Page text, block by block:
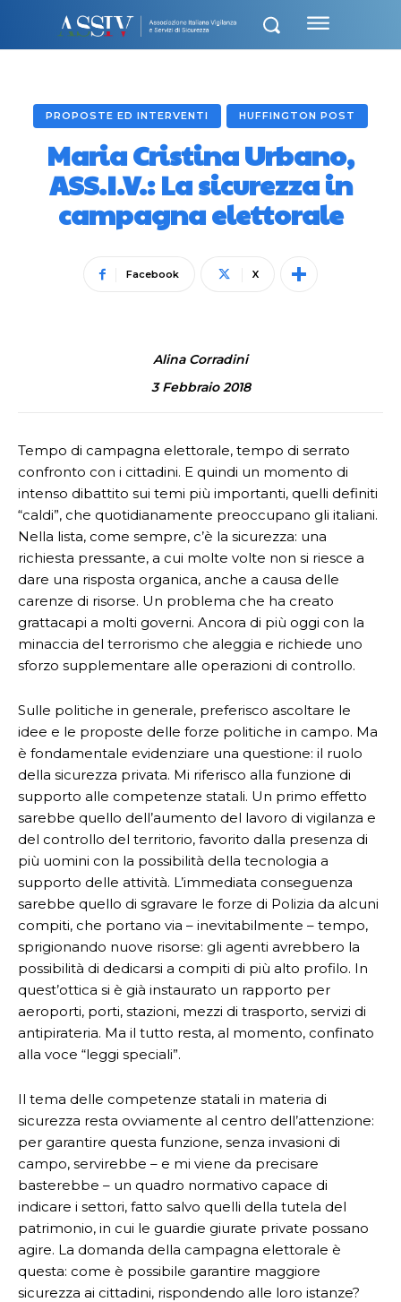
PROPOSTE ED INTERVENTI HUFFINGTON POST
Maria Cristina Urbano,
ASS.I.V.: La sicurezza in
campagna elettorale
Facebook X
Alina Corradini
3 Febbraio 2018
Tempo di campagna elettorale, tempo di serrato
confronto con i cittadini. E quindi un momento di
intenso dibattito sui temi più importanti, quelli definiti
“caldi”, che quotidianamente preoccupano gli italiani.
Nella lista, come sempre, c’è la sicurezza: una
richiesta pressante, a cui molte volte non si riesce a
dare una risposta organica, anche a causa delle
carenze di risorse. Un problema che ha creato
grattacapi a molti governi. Ancora di più oggi con la
minaccia del terrorismo che aleggia e richiede uno
sforzo supplementare alle operazioni di controllo.
Sulle politiche in generale, preferisco ascoltare le
idee e le proposte delle forze politiche in campo. Ma
è fondamentale evidenziare una questione: il ruolo
della sicurezza privata. Mi riferisco alla funzione di
supporto alle competenze statali. Un primo effetto
sarebbe quello dell’aumento del lavoro di vigilanza e
del controllo del territorio, favorito dalla presenza di
più uomini con la possibilità della tecnologia a
supporto delle attività. L’immediata conseguenza
sarebbe quello di sgravare le forze di Polizia da alcuni
compiti, che portano via – inevitabilmente – tempo,
sprigionando nuove risorse: gli agenti avrebbero la
possibilità di dedicarsi a compiti di più alto profilo. In
quest’ottica si è già instaurato un rapporto per
aeroporti, porti, stazioni, mezzi di trasporto, servizi di
antipirateria. Ma il tutto resta, al momento, confinato
alla voce “leggi speciali”.
Il tema delle competenze statali in materia di
sicurezza resta ovviamente al centro dell’attenzione:
per garantire questa funzione, senza invasioni di
campo, servirebbe – e mi viene da precisare
basterebbe – un quadro normativo capace di
indicare i settori, fatto salvo quelli della tutela del
patrimonio, in cui le guardie giurate private possano
agire. La domanda della campagna elettorale è
questa: come è possibile garantire maggiore
sicurezza ai cittadini, rispondendo alle loro istanze?